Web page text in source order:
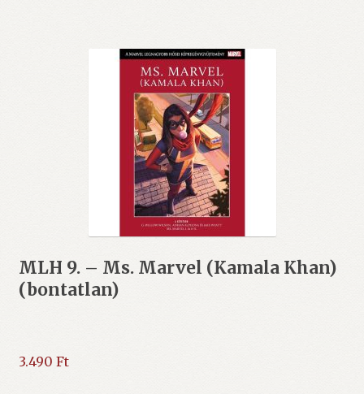
MLH 9. – Ms. Marvel (Kamala Khan)
(bontatlan)
3.490 Ft